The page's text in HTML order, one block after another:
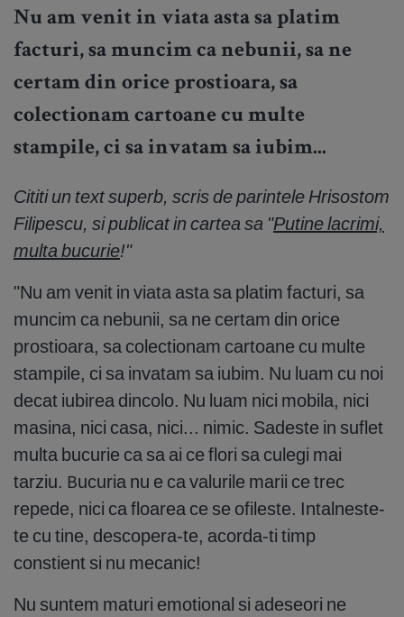
Nu am venit in viata asta sa platim
facturi, sa muncim ca nebunii, sa ne
certam din orice prostioara, sa
colectionam cartoane cu multe
stampile, ci sa invatam sa iubim...
Cititi un text superb, scris de parintele Hrisostom
Filipescu, si publicat in cartea sa "Putine lacrimi,
multa bucurie!"
"Nu am venit in viata asta sa platim facturi, sa
muncim ca nebunii, sa ne certam din orice
prostioara, sa colectionam cartoane cu multe
stampile, ci sa invatam sa iubim. Nu luam cu noi
decat iubirea dincolo. Nu luam nici mobila, nici
masina, nici casa, nici... nimic. Sadeste in suflet
multa bucurie ca sa ai ce flori sa culegi mai
tarziu. Bucuria nu e ca valurile marii ce trec
repede, nici ca floarea ce se ofileste. Intalneste-
te cu tine, descopera-te, acorda-ti timp
constient si nu mecanic!
Nu suntem maturi emotional si adeseori ne